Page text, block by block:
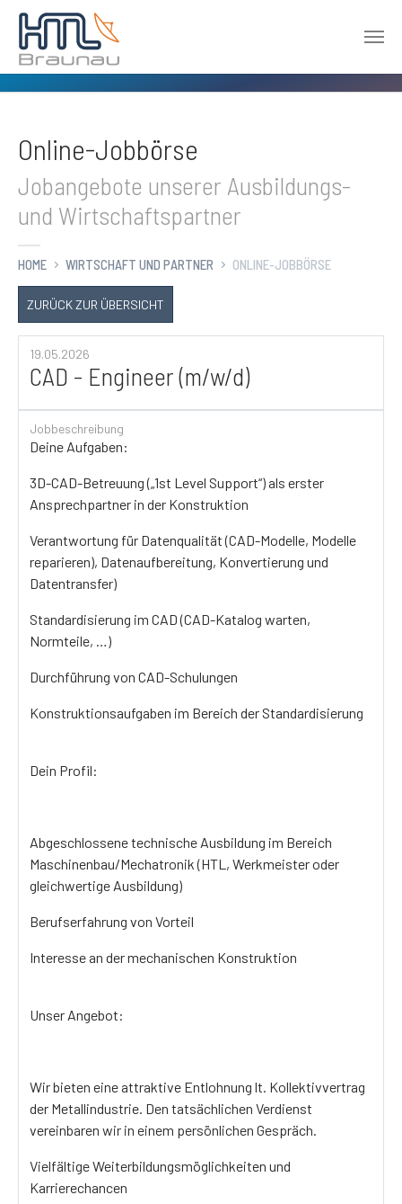
Online-Jobbörse
Jobangebote unserer Ausbildungs-
und Wirtschaftspartner
HOME WIRTSCHAFT UND PARTNER ONLINE-JOBBÖRSE
ZURÜCK ZUR ÜBERSICHT
19.05.2026
CAD - Engineer (m/w/d)
Jobbeschreibung
Deine Aufgaben:
3D-CAD-Betreuung („1st Level Support“) als erster
Ansprechpartner in der Konstruktion
Verantwortung für Datenqualität (CAD-Modelle, Modelle
reparieren), Datenaufbereitung, Konvertierung und
Datentransfer)
Standardisierung im CAD (CAD-Katalog warten,
Normteile, …)
Durchführung von CAD-Schulungen
Konstruktionsaufgaben im Bereich der Standardisierung
Dein Profil:
Abgeschlossene technische Ausbildung im Bereich
Maschinenbau/Mechatronik (HTL, Werkmeister oder
gleichwertige Ausbildung)
Berufserfahrung von Vorteil
Interesse an der mechanischen Konstruktion
Unser Angebot:
Wir bieten eine attraktive Entlohnung lt. Kollektivvertrag
der Metallindustrie. Den tatsächlichen Verdienst
vereinbaren wir in einem persönlichen Gespräch.
Vielfältige Weiterbildungsmöglichkeiten und
Karrierechancen